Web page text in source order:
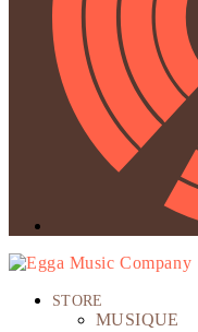
STORE
MUSIQUE